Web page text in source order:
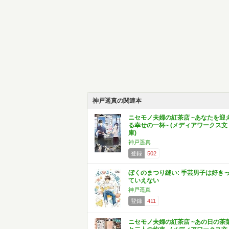
神戸遥真の関連本
ニセモノ夫婦の紅茶店 ~あなたを迎
る幸せの一杯~ (メディアワークス文
庫)
神戸遥真
登録
502
ぼくのまつり縫い: 手芸男子は好きっ
ていえない
神戸遥真
登録
411
ニセモノ夫婦の紅茶店 ~あの日の茶